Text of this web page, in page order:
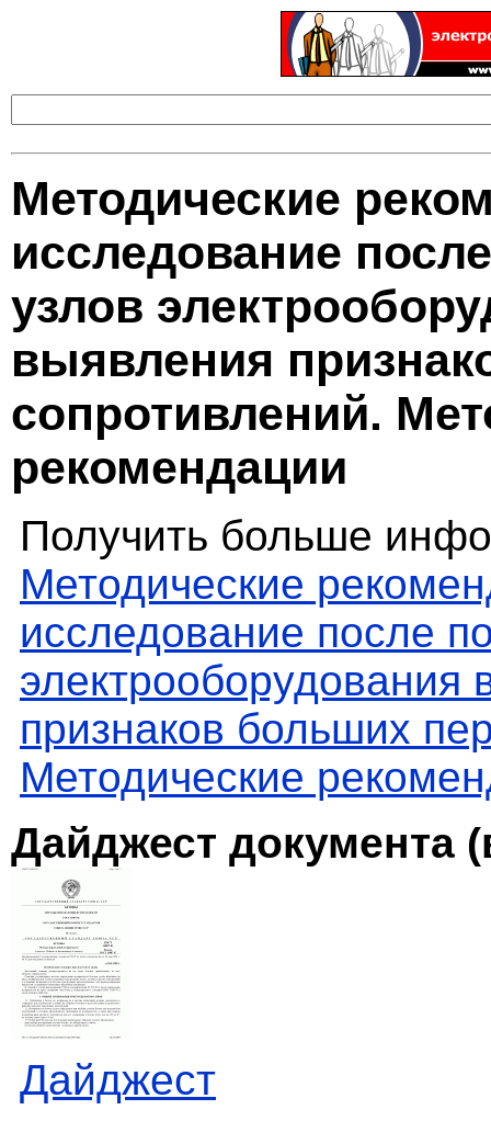
Методические
исследование
узлов
выявления
сопротивлений.
рекомендации
Получить больше
Методические
исследование после
электрооборудования
признаков больших
Методические
Дайджест документа
Дайджест